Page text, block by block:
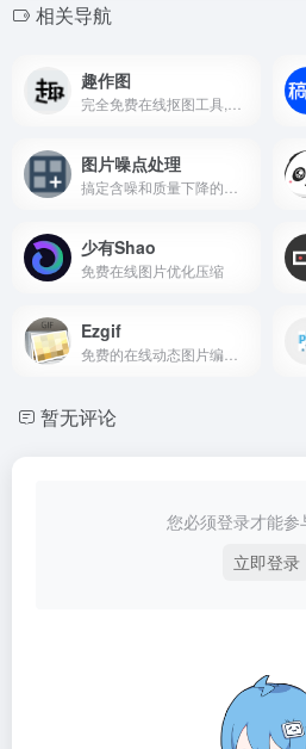
相关导航
趣作图
图片噪点处理
少有Shao
免费在线图片优化压缩
Ezgif
暂无评论
您必须登录才能参
立即登录